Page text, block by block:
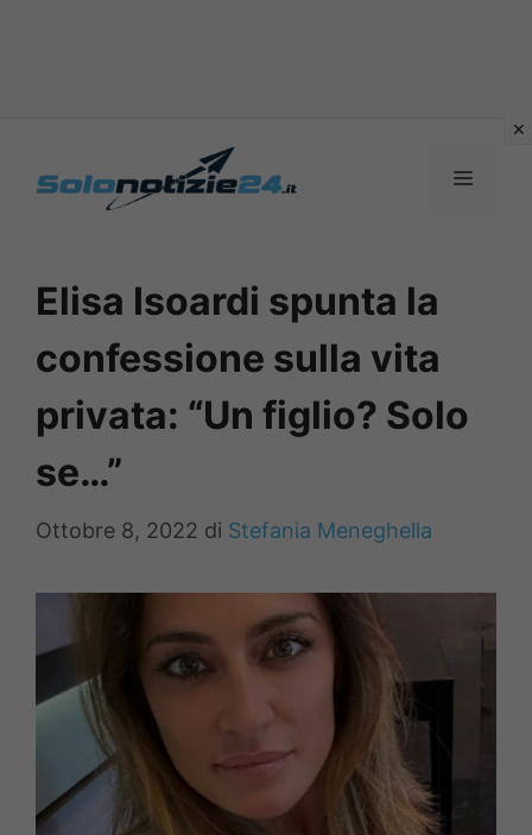
MENU
Elisa Isoardi spunta la
confessione sulla vita
privata: “Un figlio? Solo
se…”
Ottobre 8, 2022 di Stefania Meneghella